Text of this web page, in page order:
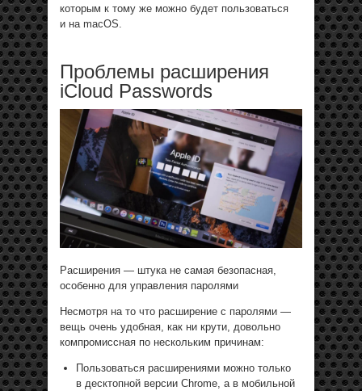
которым к тому же можно будет пользоваться
и на macOS.
Проблемы расширения
iCloud Passwords
Расширения — штука не самая безопасная,
особенно для управления паролями
Несмотря на то что расширение с паролями —
вещь очень удобная, как ни крути, довольно
компромиссная по нескольким причинам:
Пользоваться расширениями можно только
в десктопной версии Chrome, а в мобильной